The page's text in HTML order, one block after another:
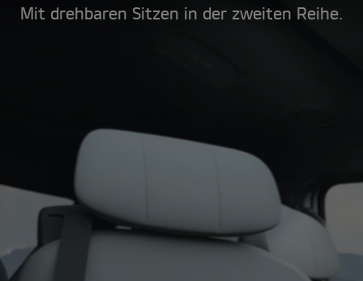
Mit drehbaren Sitzen in der zweiten Reihe.